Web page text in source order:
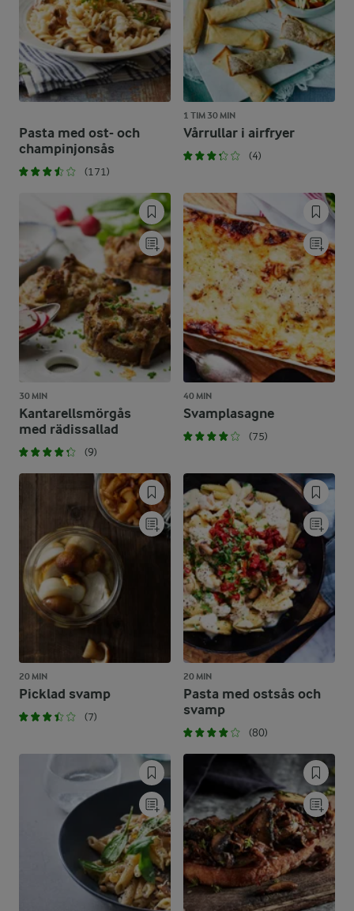
Pasta med ost- och
champinjonsås
(171)
1 TIM 30 MIN
Vårrullar i airfryer
(4)
30 MIN
Kantarellsmörgås
med rädissallad
(9)
40 MIN
Svamplasagne
(75)
20 MIN
Picklad svamp
(7)
20 MIN
Pasta med ostsås och
svamp
(80)